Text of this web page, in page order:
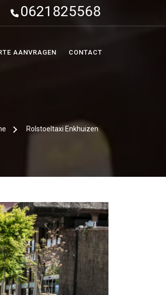
0621825568
AANVRAGEN CONTACT
Rolstoeltaxi Enkhuizen